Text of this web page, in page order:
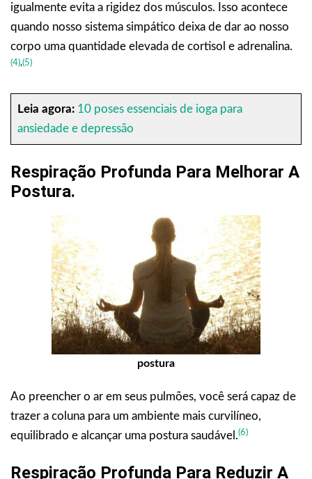
igualmente evita a rigidez dos músculos. Isso acontece
quando nosso sistema simpático deixa de dar ao nosso
corpo uma quantidade elevada de cortisol e adrenalina.
(4),(5)
Leia agora: 10 poses essenciais de ioga para
ansiedade e depressão
Respiração Profunda Para Melhorar A
Postura.
postura
Ao preencher o ar em seus pulmões, você será capaz de
trazer a coluna para um ambiente mais curvilíneo,
equilibrado e alcançar uma postura saudável.(6)
Respiração Profunda Para Reduzir A